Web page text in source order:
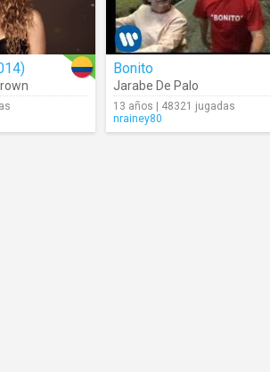
Bonito
Jarabe De Palo
13 años | 48321 jugadas
nrainey80